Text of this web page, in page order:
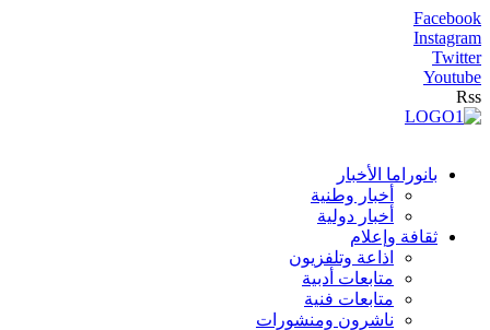
Facebook
Instagram
Twitter
Youtube
Rss
بانوراما الأخبار
أخبار وطنية
أخبار دولية
ثقافة وإعلام
اذاعة وتلفزيون
متابعات أدبية
متابعات فنية
ناشرون ومنشورات